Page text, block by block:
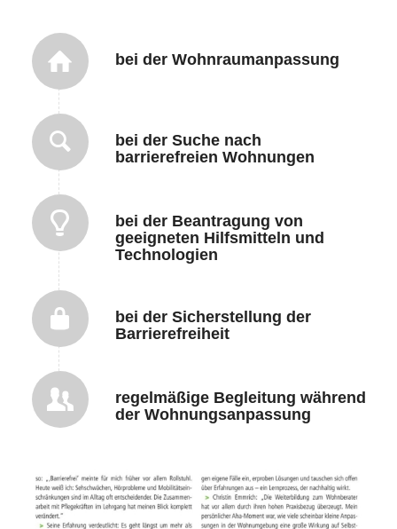
bei der Wohnraumanpassung
bei der Suche nach
barrierefreien Wohnungen
bei der Beantragung von
geeigneten Hilfsmitteln und
Technologien
bei der Sicherstellung der
Barrierefreiheit
regelmäßige Begleitung während
der Wohnungsanpassung